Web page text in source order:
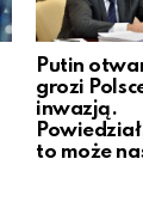
Putin
grozi
inwazją.
to może